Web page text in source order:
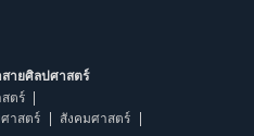
ายศิลปศาสตร์
ตร์
าสตร์
สังคมศาสตร์